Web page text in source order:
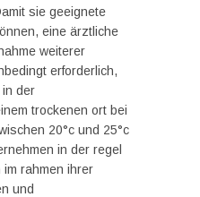
sie geeignete
eine ärztliche
weiterer
erforderlich,
in der
trockenen ort bei
20°c und 25°c
in der regel
im rahmen ihrer
und